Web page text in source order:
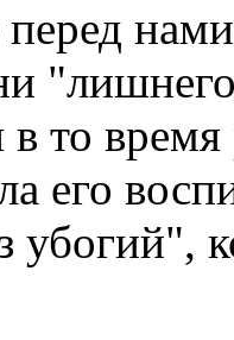
в то
его
убогий",